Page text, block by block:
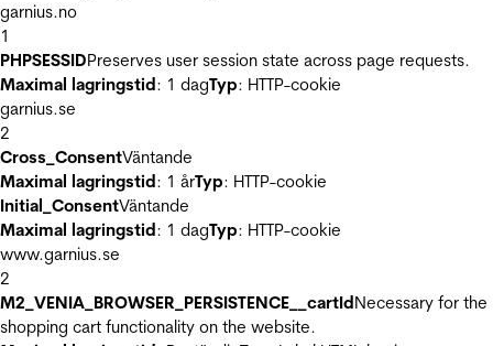
garnius.no
1
PHPSESSIDPreserves user session state across page requests.
Maximal lagringstid: 1 dagTyp: HTTP-cookie
garnius.se
2
Cross_ConsentVäntande
Maximal lagringstid: 1 årTyp: HTTP-cookie
Initial_ConsentVäntande
Maximal lagringstid: 1 dagTyp: HTTP-cookie
www.garnius.se
2
M2_VENIA_BROWSER_PERSISTENCE__cartIdNecessary for the
shopping cart functionality on the website.